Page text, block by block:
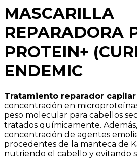
MASCARILLA
REPARADORA
PROTEIN+
ENDEMIC
Tratamiento reparador capilar
concentración en
peso molecular para cabellos
tratados químicamente.
concentración de agentes
procedentes de la manteca de
nutriendo el cabello y evitando